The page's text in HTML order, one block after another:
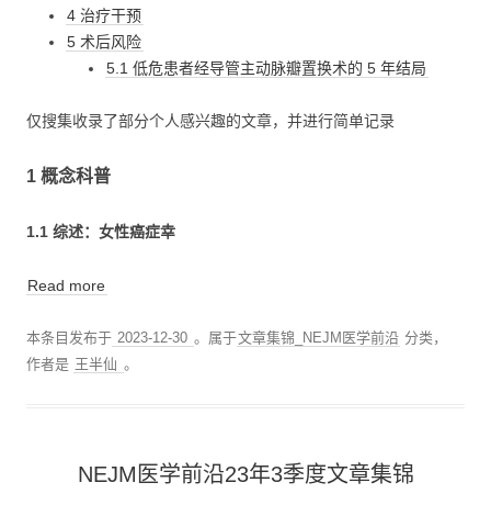
4 治疗干预
5 术后风险
5.1 低危患者经导管主动脉瓣置换术的 5 年结局
仅搜集收录了部分个人感兴趣的文章，并进行简单记录
1 概念科普
1.1 综述：女性癌症幸
Read more
本条目发布于 2023-12-30 。属于文章集锦_NEJM医学前沿 分类，
作者是 王半仙 。
NEJM医学前沿23年3季度文章集锦